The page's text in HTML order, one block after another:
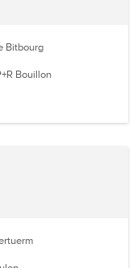
Bitbourg
Bouillon